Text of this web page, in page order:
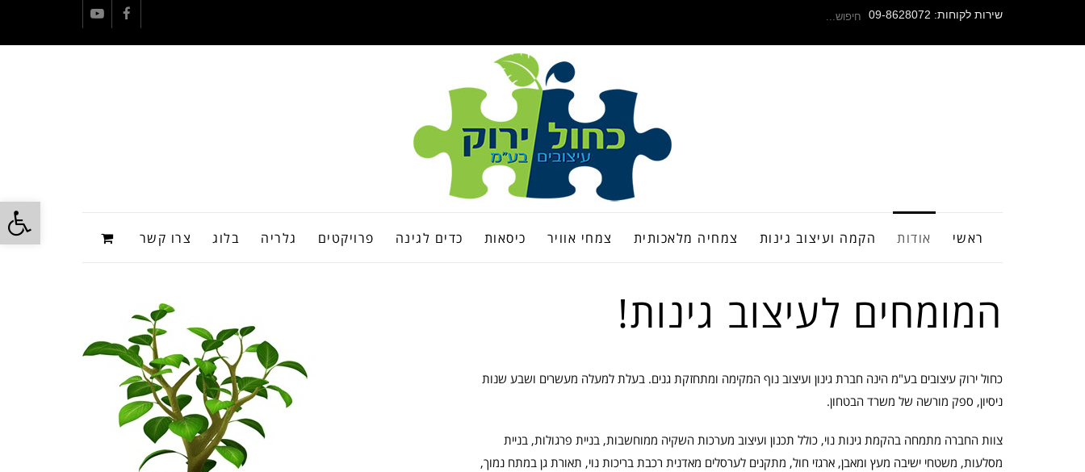
שירות לקוחות: 09-8628072 חיפוש
Facebook
YouTube
ראשי אודות הקמה ועיצוב גינות צמחיה מלאכותית צמחי אוויר כיסאות כדים לגינה פרויקטים גלריה בלוג צרו קשר
המומחים לעיצוב גינות!
כחול ירוק עיצובים בע"מ הינה חברת גינון ועיצוב נוף המקימה ומתחזקת גנים. בעלת למעלה מעשרים ושבע שנות
ניסיון, ספק מורשה של משרד הבטחון.
צוות החברה מתמחה בהקמת גינות נוי, כולל תכנון ועיצוב מערכות השקיה ממוחשבות, בניית פרגולות, בניית
מסלעות, משטחי ישיבה מעץ ומאבן, ארגזי חול, מתקנים לערסלים מאדנית רכבת בריכות נוי, תאורת גן במתח נמוך,